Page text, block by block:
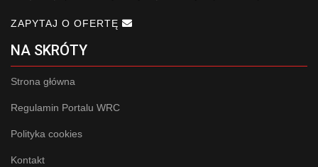
ZAPYTAJ O OFERTĘ
NA SKRÓTY
Strona główna
Regulamin Portalu WRC
Polityka cookies
Kontakt